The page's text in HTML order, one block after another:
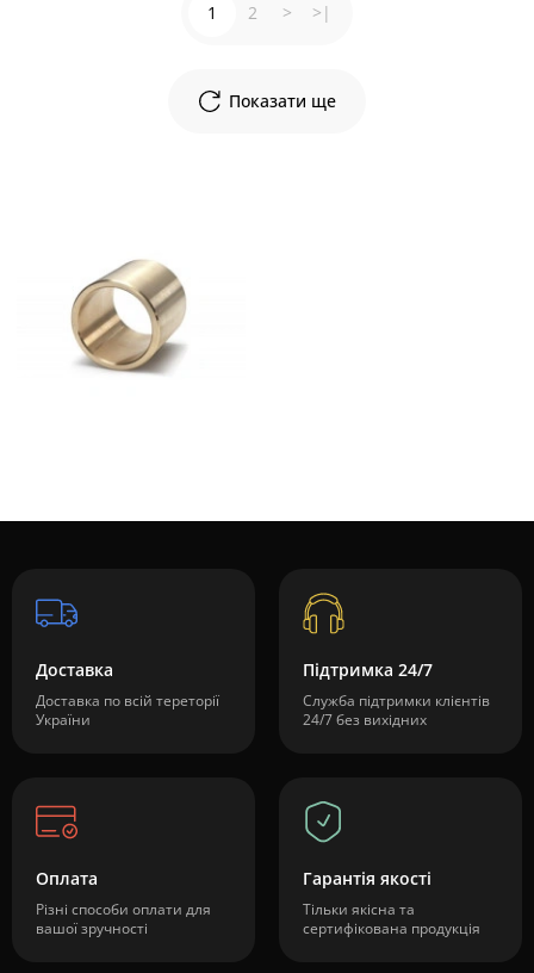
Показати ще
1 2 > >|
Доставка
Доставка по всій тереторії
України
Підтримка 24/7
Служба підтримки клієнтів
24/7 без вихідних
Оплата
Різні способи оплати для
вашої зручності
Гарантія якості
Тільки якісна та
сертифікована продукція